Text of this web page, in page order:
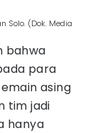
Solo. (Dok. Media
bahwa
para
asing
tim jadi
hanya